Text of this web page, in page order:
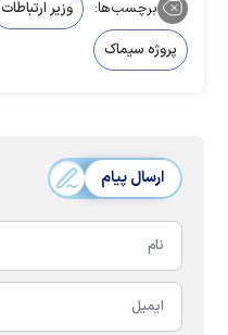
برچسب‌ها: وزیر ارتباطات
پروژه سیماک
ارسال پیام